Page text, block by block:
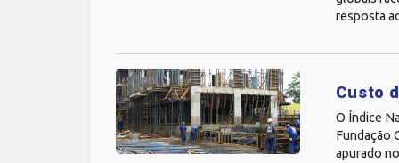
resposta
Custo
O Índice
Fundação
apurado